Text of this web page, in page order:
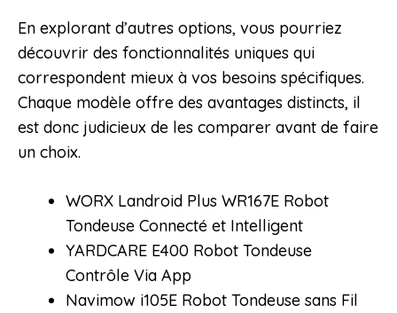
En explorant d’autres options, vous pourriez
découvrir des fonctionnalités uniques qui
correspondent mieux à vos besoins spécifiques.
Chaque modèle offre des avantages distincts, il
est donc judicieux de les comparer avant de faire
un choix.
WORX Landroid Plus WR167E Robot
Tondeuse Connecté et Intelligent
YARDCARE E400 Robot Tondeuse
Contrôle Via App
Navimow i105E Robot Tondeuse sans Fil